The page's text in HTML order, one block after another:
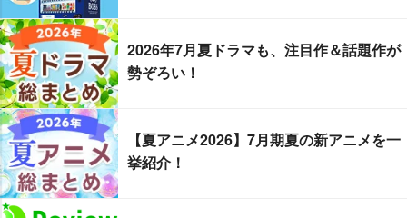
2026年7月夏ドラマも、注目作＆話題作が
勢ぞろい！
【夏アニメ2026】7月期夏の新アニメを一
挙紹介！